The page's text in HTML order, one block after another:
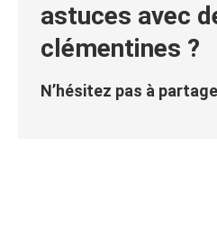
astuces avec
clémentines ?
N’hésitez pas à